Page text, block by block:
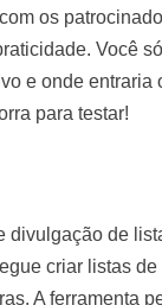
os
Você
e onde entraria
para testar!
divulgação de
criar listas
A ferramenta